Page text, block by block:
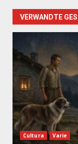
VERWANDTE
Cultura Varie